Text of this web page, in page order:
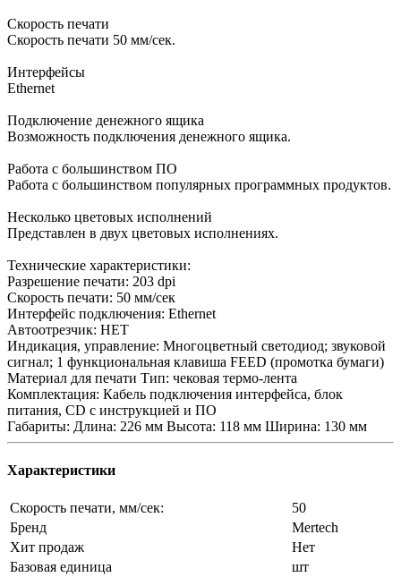
Скорость печати
Скорость печати 50 мм/сек.
Интерфейсы
Ethernet
Подключение денежного ящика
Возможность подключения денежного ящика.
Работа с большинством ПО
Работа с большинством популярных программных продуктов.
Несколько цветовых исполнений
Представлен в двух цветовых исполнениях.
Технические характеристики:
Разрешение печати: 203 dpi
Скорость печати: 50 мм/сек
Интерфейс подключения: Ethernet
Автоотрезчик: НЕТ
Индикация, управление: Многоцветный светодиод; звуковой
сигнал; 1 функциональная клавиша FEED (промотка бумаги)
Материал для печати Тип: чековая термо-лента
Комплектация: Кабель подключения интерфейса, блок
питания, CD с инструкцией и ПО
Габариты: Длина: 226 мм Высота: 118 мм Ширина: 130 мм
Характеристики
Скорость печати, мм/сек:
50
Бренд
Mertech
Хит продаж
Нет
Базовая единица
шт